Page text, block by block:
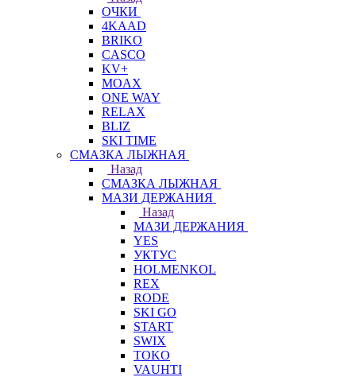
ОЧКИ
4KAAD
BRIKO
CASCO
KV+
MOAX
ONE WAY
RELAX
BLIZ
SKI TIME
СМАЗКА ЛЫЖНАЯ
Назад
СМАЗКА ЛЫЖНАЯ
МАЗИ ДЕРЖАНИЯ
Назад
МАЗИ ДЕРЖАНИЯ
YES
УКТУС
HOLMENKOL
REX
RODE
SKI GO
START
SWIX
TOKO
VAUHTI